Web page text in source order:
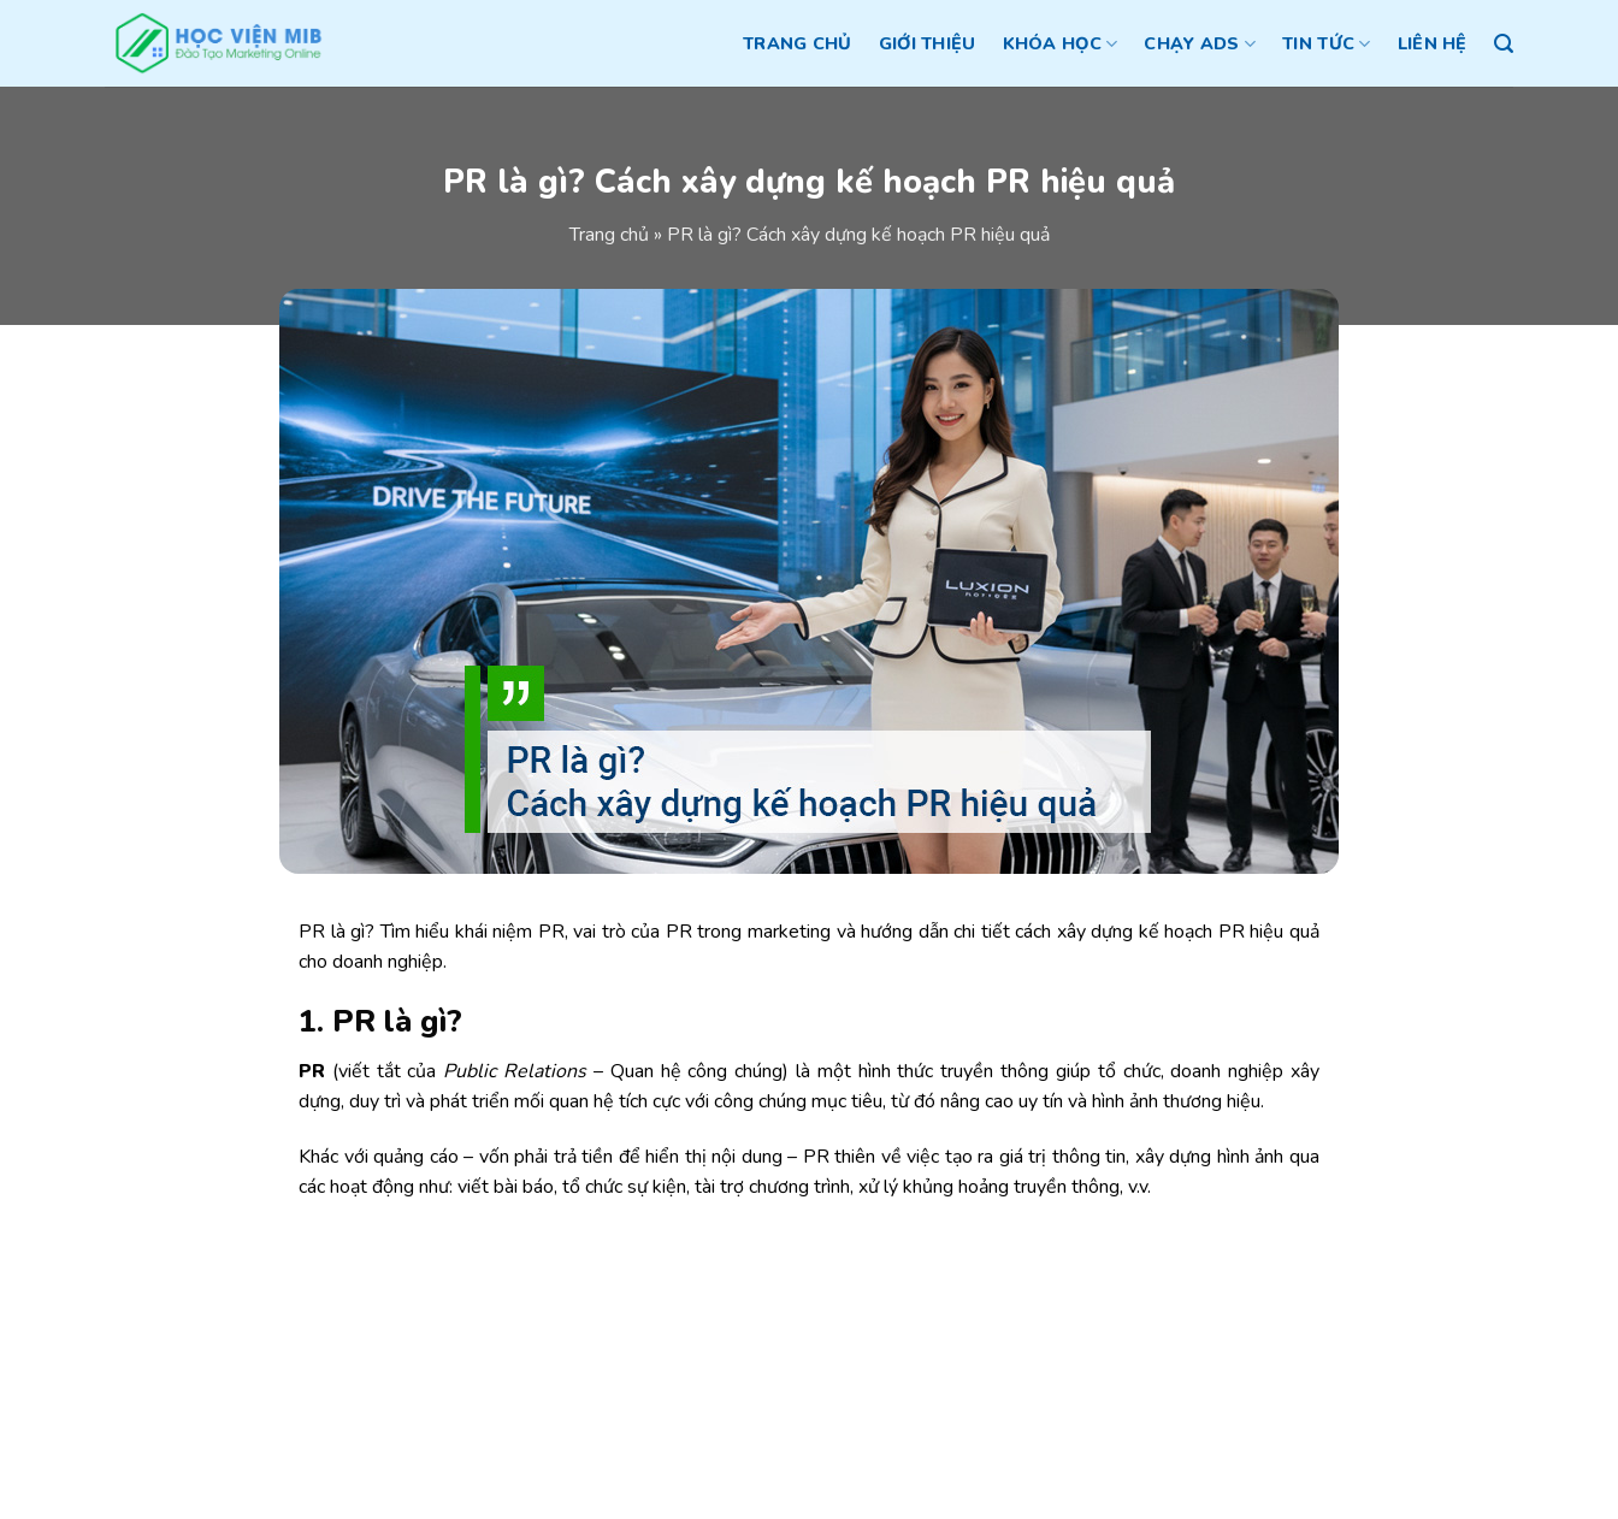
TRANG CHỦ GIỚI THIỆU KHÓA HỌC CHẠY ADS TIN TỨC LIÊN HỆ
PR là gì? Cách xây dựng kế hoạch PR hiệu quả
Trang chủ » PR là gì? Cách xây dựng kế hoạch PR hiệu quả
PR là gì? Tìm hiểu khái niệm PR, vai trò của PR trong marketing và hướng dẫn chi tiết cách xây dựng kế hoạch PR hiệu quả
cho doanh nghiệp.
1. PR là gì?
PR (viết tắt của Public Relations– Quan hệ công chúng) là một hình thức truyền thông giúp tổ chức, doanh nghiệp xây
dựng, duy trì và phát triển mối quan hệ tích cực với công chúng mục tiêu, từ đó nâng cao uy tín và hình ảnh thương hiệu.
Khác với quảng cáo – vốn phải trả tiền để hiển thị nội dung – PR thiên về việc tạo ra giá trị thông tin, xây dựng hình ảnh qua
các hoạt động như: viết bài báo, tổ chức sự kiện, tài trợ chương trình, xử lý khủng hoảng truyền thông, v.v.